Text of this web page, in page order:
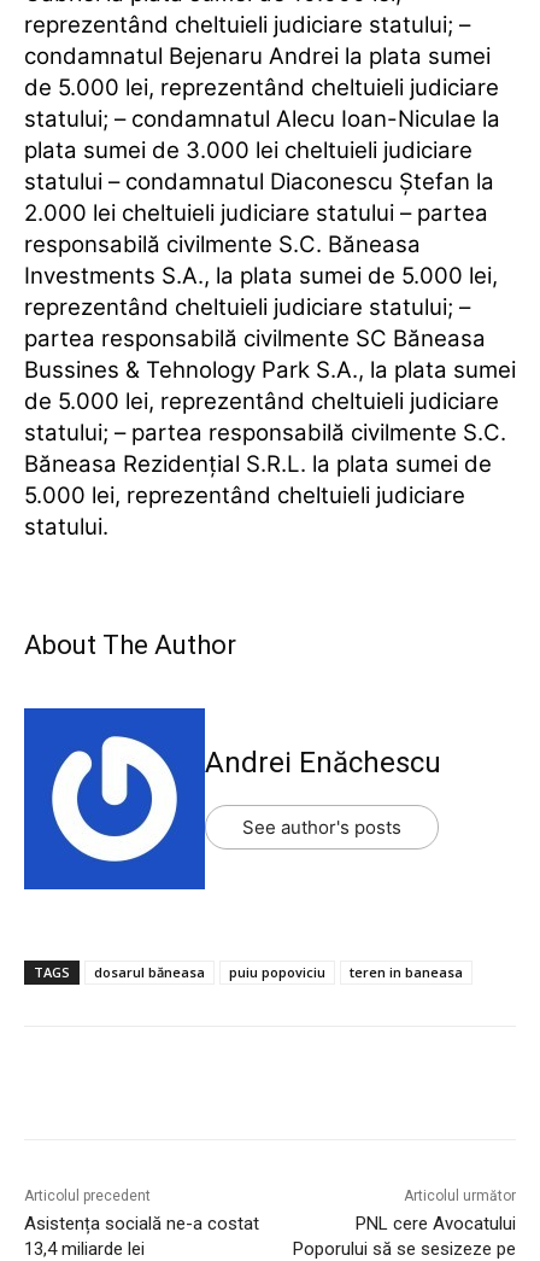
reprezentând cheltuieli judiciare statului; –
condamnatul Bejenaru Andrei la plata sumei
de 5.000 lei, reprezentând cheltuieli judiciare
statului; – condamnatul Alecu Ioan-Niculae la
plata sumei de 3.000 lei cheltuieli judiciare
statului – condamnatul Diaconescu Ştefan la
2.000 lei cheltuieli judiciare statului – partea
responsabilă civilmente S.C. Băneasa
Investments S.A., la plata sumei de 5.000 lei,
reprezentând cheltuieli judiciare statului; –
partea responsabilă civilmente SC Băneasa
Bussines & Tehnology Park S.A., la plata sumei
de 5.000 lei, reprezentând cheltuieli judiciare
statului; – partea responsabilă civilmente S.C.
Băneasa Rezidenţial S.R.L. la plata sumei de
5.000 lei, reprezentând cheltuieli judiciare
statului.
About The Author
Andrei Enăchescu
See author's posts
TAGS dosarul băneasa puiu popoviciu teren in baneasa
Articolul precedent
Asistența socială ne-a costat
13,4 miliarde lei
Articolul următor
PNL cere Avocatului
Poporului să se sesizeze pe